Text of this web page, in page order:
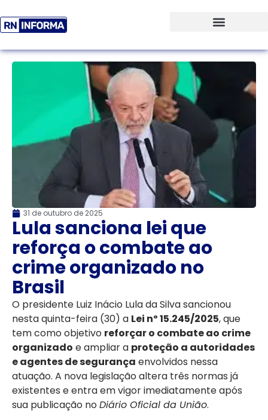
31 de outubro de 2025
Lula sanciona lei que
reforça o combate ao
crime organizado no
Brasil
O presidente Luiz Inácio Lula da Silva sancionou
nesta quinta-feira (30) a Lei nº 15.245/2025, que
tem como objetivo reforçar o combate ao crime
organizado e ampliar a proteção a autoridades
e agentes de segurança envolvidos nessa
atuação. A nova legislação altera três normas já
existentes e entra em vigor imediatamente após
sua publicação noDiário Oficial da União.